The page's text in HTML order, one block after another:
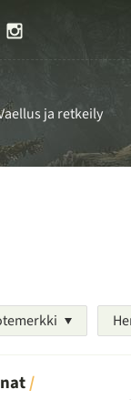
ja retkeily